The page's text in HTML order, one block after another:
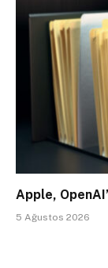
Apple,
5 Ağustos 2026